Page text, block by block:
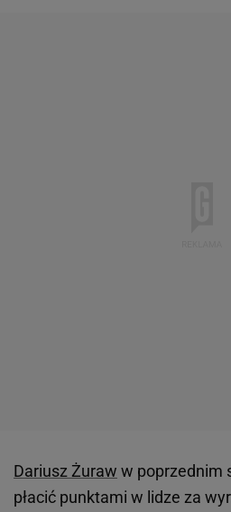
Dariusz Żuraw w poprzednim
płacić punktami w lidze za